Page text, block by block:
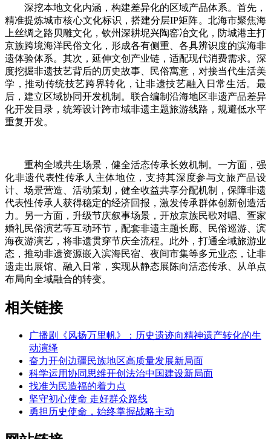
深挖本地文化内涵，构建差异化的区域产品体系。首先，
精准提炼城市核心文化标识，搭建分层IP矩阵。北海市聚焦海
上丝绸之路贝雕文化，钦州深耕坭兴陶窑冶文化，防城港主打
京族跨境海洋民俗文化，形成各有侧重、各具辨识度的滨海非
遗体验体系。其次，延伸文创产业链，适配现代消费需求。深
度挖掘非遗技艺背后的历史故事、民俗寓意，对接当代生活美
学，推动传统技艺跨界转化，让非遗技艺融入日常生活。最
后，建立区域协同开发机制。联合编制沿海地区非遗产品差异
化开发目录，统筹设计跨市域非遗主题旅游线路，规避低水平
重复开发。
重构全域共生场景，健全活态传承长效机制。一方面，强
化非遗代表性传承人主体地位，支持其深度参与文旅产品设
计、场景营造、活动策划，健全收益共享分配机制，保障非遗
代表性传承人获得稳定的经济回报，激发传承群体创新创造活
力。另一方面，升级节庆叙事场景，开放京族民歌对唱、疍家
婚礼民俗演艺等互动环节，配套非遗主题长廊、民俗巡游、滨
海夜游演艺，将非遗贯穿节庆全流程。此外，打通全域旅游业
态，推动非遗资源嵌入滨海民宿、夜间市集等多元业态，让非
遗走出展馆、融入日常，实现从静态展陈向活态传承、从单点
布局向全域融合的转变。
相关链接
广播剧《风扬万里帆》：历史遗迹向精神遗产转化的生
动演绎
奋力开创边疆民族地区高质量发展新局面
科学运用协同思维开创法治中国建设新局面
找准为民造福的着力点
坚守初心使命 走好群众路线
勇担历史使命，始终掌握战略主动